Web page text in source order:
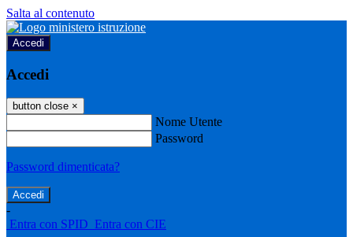
Salta al contenuto
Accedi
Accedi
button close ×
Nome Utente
Password
Password dimenticata?
-
Entra con SPID Entra con CIE